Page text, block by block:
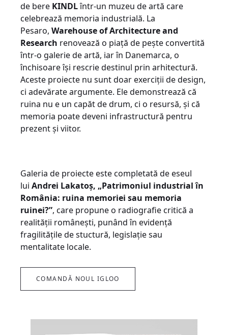
de bere KINDLîntr-un muzeu de artă care
celebrează memoria industrială. La
Pesaro, Warehouse of Architecture and
Research renovează o piață de pește convertită
într-o galerie de artă, iar în Danemarca, o
închisoare își rescrie destinul prin arhitectură.
Aceste proiecte nu sunt doar exerciții de design,
ci adevărate argumente. Ele demonstrează că
ruina nu e un capăt de drum, ci o resursă, și că
memoria poate deveni infrastructură pentru
prezent și viitor.
Galeria de proiecte este completată de eseul
lui Andrei Lakatoș, „Patrimoniul industrial în
România: ruina memoriei sau memoria
ruinei?”, care propune o radiografie critică a
realității românești, punând în evidență
fragilitățile de stuctură, legislație sau
mentalitate locale.
COMANDĂ NOUL IGLOO